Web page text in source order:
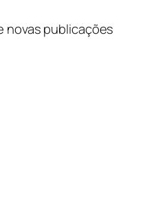
novas publicações